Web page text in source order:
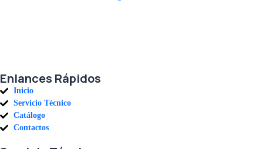
Enlances Rápidos
Inicio
Servicio Técnico
Catálogo
Contactos